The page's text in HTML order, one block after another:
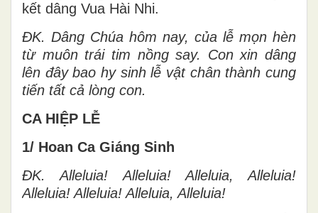
kết dâng Vua Hài Nhi.
ĐK. Dâng Chúa hôm nay, của lễ mọn hèn
từ muôn trái tim nồng say. Con xin dâng
lên đây bao hy sinh lễ vật chân thành cung
tiến tất cả lòng con.
CA HIỆP LỄ
1/ Hoan Ca Giáng Sinh
ĐK. Alleluia! Alleluia! Alleluia, Alleluia!
Alleluia! Alleluia! Alleluia, Alleluia!